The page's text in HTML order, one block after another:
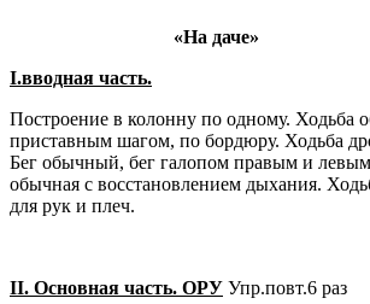
«На даче»
I.вводная часть.
Построение в колонну по одному. Ходьба
приставным шагом, по бордюру. Ходьба
Бег обычный, бег галопом правым и
обычная с восстановлением дыхания.
для рук и плеч.
II. Основная часть. ОРУ Упр.повт.6 раз